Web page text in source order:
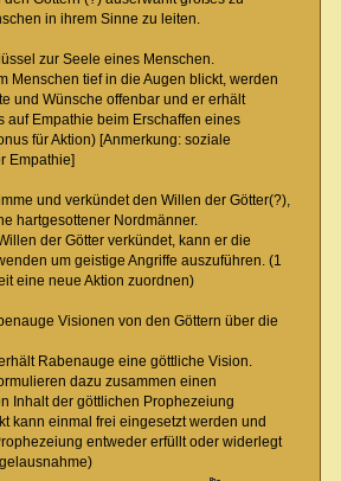
in ihrem Sinne zu leiten.
zur Seele eines Menschen.
Menschen tief in die Augen blickt, werden
und Wünsche offenbar und er erhält
auf Empathie beim Erschaffen eines
für Aktion) [Anmerkung: soziale
Empathie]
und verkündet den Willen der Götter(?),
hartgesottener Nordmänner.
der Götter verkündet, kann er die
um geistige Angriffe auszuführen. (1
eine neue Aktion zuordnen)
Visionen von den Göttern über die
Rabenauge eine göttliche Vision.
dazu zusammen einen
Inhalt der göttlichen Prophezeiung
kann einmal frei eingesetzt werden und
entweder erfüllt oder widerlegt